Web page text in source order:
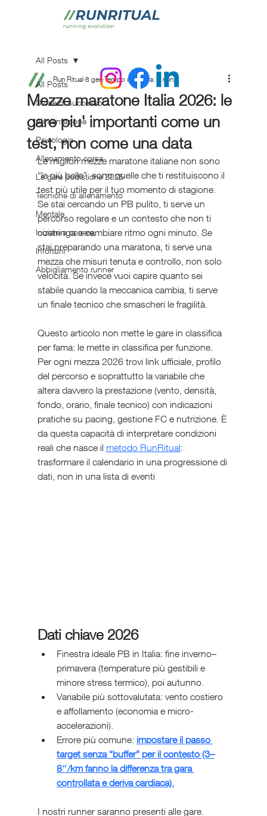
All Posts
Storie di successo
Alimentazione
Psicologia
Allenamento corsa
Le gare podistiche 2025
Tecniche di allenamento
Mentale
Iniziare a correre
Infortuni
Abbigliamento runner
All Posts
Mezze maratone Italia 2026: le
gare piu' importanti come un
test, non come una data
Run Ritual 8 gen Tempo di lettura: 6 min
Le migliori mezze maratone italiane non sono
“le più belle”: sono quelle che ti restituiscono il
test più utile per il tuo momento di stagione.
Se stai cercando un PB pulito, ti serve un
percorso regolare e un contesto che non ti
costringa a cambiare ritmo ogni minuto. Se
stai preparando una maratona, ti serve una
mezza che misuri tenuta e controllo, non solo
velocità. Se invece vuoi capire quanto sei
stabile quando la meccanica cambia, ti serve
un finale tecnico che smascheri le fragilità.
Questo articolo non mette le gare in classifica
per fama: le mette in classifica per funzione.
Per ogni mezza 2026 trovi link ufficiale, profilo
del percorso e soprattutto la variabile che
altera davvero la prestazione (vento, densità,
fondo, orario, finale tecnico) con indicazioni
pratiche su pacing, gestione FC e nutrizione. È
da questa capacità di interpretare condizioni
reali che nasce il metodo RunRitual:
trasformare il calendario in una progressione di
dati, non in una lista di eventi
Dati chiave 2026
Finestra ideale PB in Italia: fine inverno–
primavera (temperature più gestibili e
minore stress termico), poi autunno.
Variabile più sottovalutata: vento costiero
e affollamento (economia e micro-
accelerazioni).
Errore più comune: impostare il passo
target senza “buffer” per il contesto (3–
8″/km fanno la differenza tra gara
controllata e deriva cardiaca).
I nostri runner saranno presenti alle gare.